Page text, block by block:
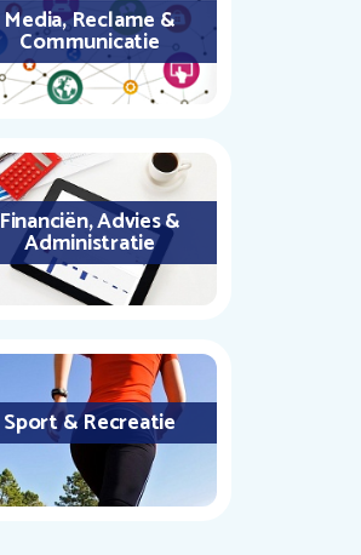
Media, Reclame &
Communicatie
Financiën, Advies &
Administratie
Sport & Recreatie